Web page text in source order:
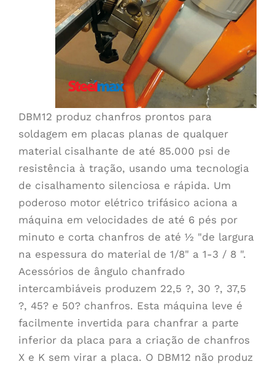
DBM12 produz chanfros prontos para
soldagem em placas planas de qualquer
material cisalhante de até 85.000 psi de
resistência à tração, usando uma tecnologia
de cisalhamento silenciosa e rápida. Um
poderoso motor elétrico trifásico aciona a
máquina em velocidades de até 6 pés por
minuto e corta chanfros de até ½ "de largura
na espessura do material de 1/8" a 1-3 / 8 ".
Acessórios de ângulo chanfrado
intercambiáveis produzem 22,5 ?, 30 ?, 37,5
?, 45? e 50? chanfros. Esta máquina leve é
facilmente invertida para chanfrar a parte
inferior da placa para a criação de chanfros
X e K sem virar a placa. O DBM12 não produz